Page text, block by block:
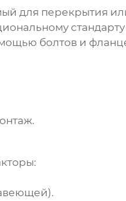
для перекрытия
стандарту
болтов и